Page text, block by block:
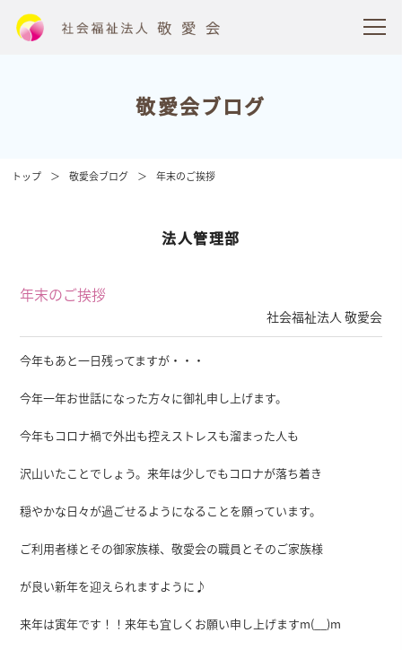
敬愛会ブログ
トップ 敬愛会ブログ 年末のご挨拶
法人管理部
年末のご挨拶
社会福祉法人 敬愛会
今年もあと一日残ってますが・・・
今年一年お世話になった方々に御礼申し上げます。
今年もコロナ禍で外出も控えストレスも溜まった人も
沢山いたことでしょう。来年は少しでもコロナが落ち着き
穏やかな日々が過ごせるようになることを願っています。
ご利用者様とその御家族様、敬愛会の職員とそのご家族様
が良い新年を迎えられますように♪
来年は寅年です！！来年も宜しくお願い申し上げますm(__)m